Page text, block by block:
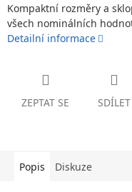
Kompaktní rozměry a
všech nominálních
Detailní informace
ZEPTAT SE SDÍLET
Popis Diskuze